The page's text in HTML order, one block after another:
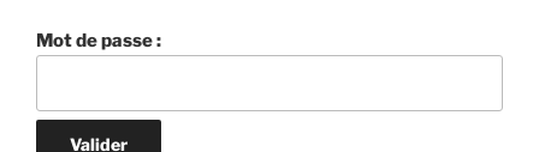
Mot de passe :